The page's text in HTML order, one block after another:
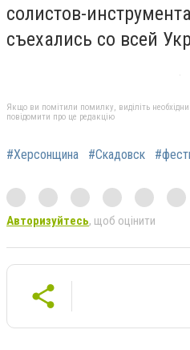
солистов-
съехались со всей
Якщо ви помітили помилку, виділіть
повідомити про це редакцію
#Херсонщина #Скадовск
Авторизуйтесь, щоб оцінити